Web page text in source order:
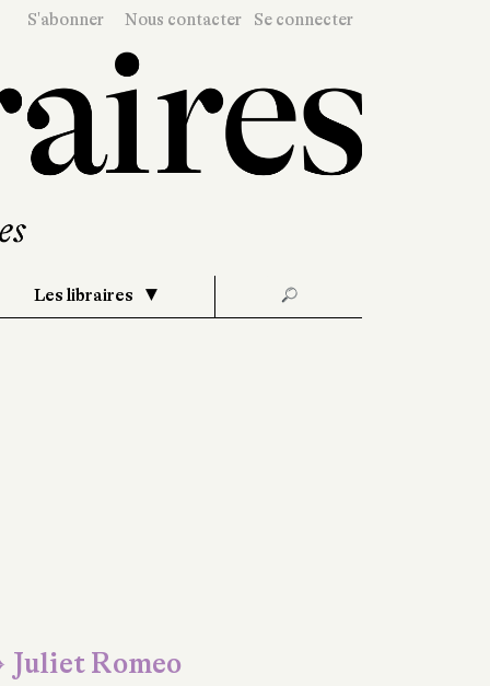
S'abonner Nous contacter Se connecter
Les libraires 🔎
Romeo